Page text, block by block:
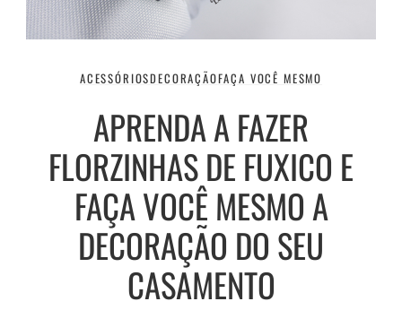
ACESSÓRIOSDECORAÇÃOFAÇA VOCÊ MESMO
APRENDA A FAZER
FLORZINHAS DE FUXICO E
FAÇA VOCÊ MESMO A
DECORAÇÃO DO SEU
CASAMENTO